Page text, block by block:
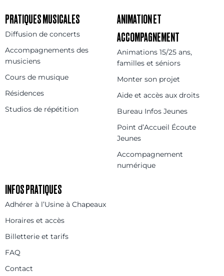
PRATIQUES MUSICALES
Diffusion de concerts
Accompagnements des
musiciens
Cours de musique
Résidences
Studios de répétition
ANIMATION ET
ACCOMPAGNEMENT
Animations 15/25 ans,
familles et séniors
Monter son projet
Aide et accès aux droits
Bureau Infos Jeunes
Point d’Accueil Écoute
Jeunes
Accompagnement
numérique
INFOS PRATIQUES
Adhérer à l’Usine à Chapeaux
Horaires et accès
Billetterie et tarifs
FAQ
Contact